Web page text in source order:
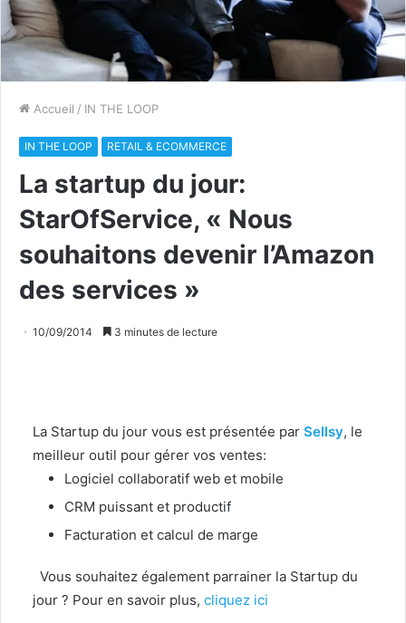
Accueil / IN THE LOOP
IN THE LOOP RETAIL & ECOMMERCE
La startup du jour:
StarOfService, « Nous
souhaitons devenir l’Amazon
des services »
10/09/2014 3 minutes de lecture
La Startup du jour vous est présentée par Sellsy, le
meilleur outil pour gérer vos ventes:
Logiciel collaboratif web et mobile
CRM puissant et productif
Facturation et calcul de marge
Vous souhaitez également parrainer la Startup du
jour ? Pour en savoir plus, cliquez ici